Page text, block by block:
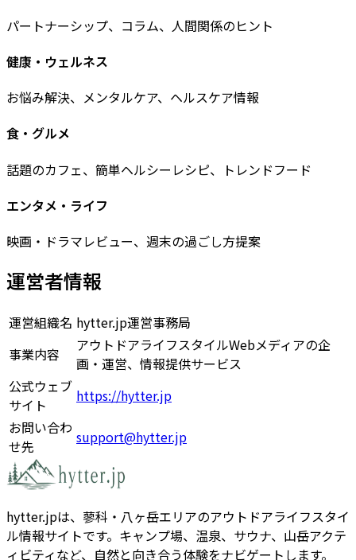
パートナーシップ、コラム、人間関係のヒント
健康・ウェルネス
お悩み解決、メンタルケア、ヘルスケア情報
食・グルメ
話題のカフェ、簡単ヘルシーレシピ、トレンドフード
エンタメ・ライフ
映画・ドラマレビュー、週末の過ごし方提案
運営者情報
運営組織名 hytter.jp運営事務局
事業内容
アウトドアライフスタイルWebメディアの企
画・運営、情報提供サービス
公式ウェブ
サイト
https://hytter.jp
お問い合わ
せ先
support@hytter.jp
hytter.jpは、蓼科・八ヶ岳エリアのアウトドアライフスタイ
ル情報サイトです。キャンプ場、温泉、サウナ、山岳アクテ
ィビティなど、自然と向き合う体験をナビゲートします。